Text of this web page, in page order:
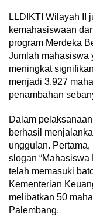
LLDIKTI Wilayah II
kemahasiswaan
program Merdeka
Jumlah mahasiswa
meningkat
menjadi 3.927
penambahan
Dalam
berhasil
unggulan.
slogan “Mahasiswa
telah memasuki
Kementerian
melibatkan 50
Palembang.